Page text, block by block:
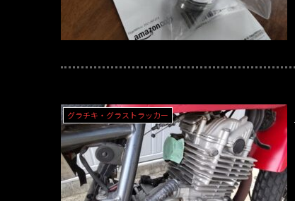
グラチキ・グラストラッカー